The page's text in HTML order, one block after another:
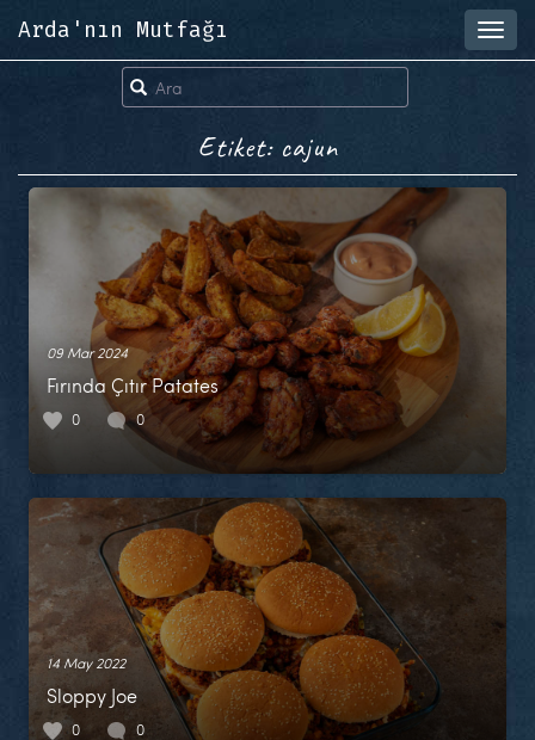
Arda'nın Mutfağı
Etiket: cajun
09 Mar 2024
Fırında Çıtır Patates
0 0
14 May 2022
Sloppy Joe
0 0